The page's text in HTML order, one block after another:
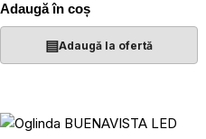
Adaugă în coș
▤Adaugă la ofertă